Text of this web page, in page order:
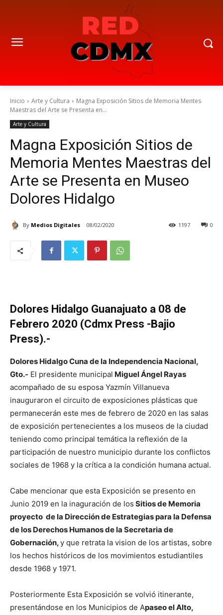
Inicio Arte y Cultura
Magna Exposición Sitios de Memoria Mentes
Maestras del Arte se Presenta en...
Arte y Cultura
Magna Exposición Sitios de
Memoria Mentes Maestras del
Arte se Presenta en Museo
Dolores Hidalgo
By Medios Digitales 08/02/2020 0
1197
Dolores Hidalgo Guanajuato a 08 de
Febrero 2020 (Cdmx Press -Bajio
Press).-
Dolores Hidalgo Cuna de la Independencia Nacional,
Gto.- El presidente municipal Miguel Ángel Rayas
acompañado de su esposa Yazmín Villanueva
inauguraron el circuito de exposiciones plásticas que
permanecerán este mes de febrero de 2020 en las salas
de exposición pertenecientes a los museos de la ciudad
teniendo como principal temática la reflexión de la
participación de nuestro municipio durante los conflictos
sociales de 1968 y la crítica a la condición humana actual.
Cabe mencionar que esta Exposición se presento en
Junio 2019 en la inaguración de los Sitios de Memoria
proyecto de la Dirección de Estrategias para la Defensa
de los Derechos Humanos de la Secretaria de
Gobernación,y que retrata la vision de los artistas, sobre
los hechos históricos de los movimientos estudiantiles
desde 1968 y 1971.
Posteriormente Esta Exposición se volvió itinerante,
presentándose en los Municipios de Apaseo el Alto,